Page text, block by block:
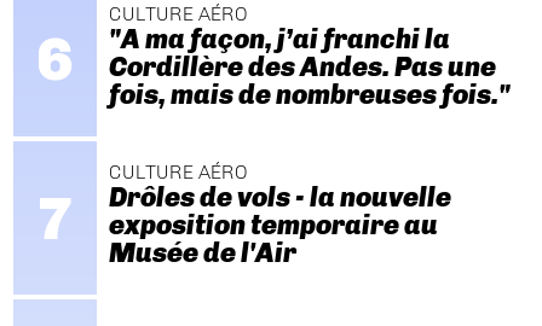
CULTURE AÉRO
"A ma façon, j’ai franchi la
Cordillère des Andes. Pas une
fois, mais de nombreuses fois."
CULTURE AÉRO
Drôles de vols - la nouvelle
exposition temporaire au
Musée de l'Air